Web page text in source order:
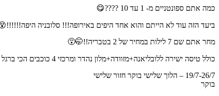
כמה אתם ספונטניים מ- 1 עד 10 ????😋
ביעד הזה עוד לא הייתם והוא אחד היפים באירופה!!! סלובניה
מחר אתם שם 7 לילות במחיר של 2 בטבריה!!🤭😵
כולל טיסה ישירה ללובליאנה+מזוודה+מלון נהדר ומרכזי 4 כוכבים הכי ברגל עם ארוחת בוקר!😨
19/7-26/7 – הלוך שלישי בוקר חזור שלישי
בוקר